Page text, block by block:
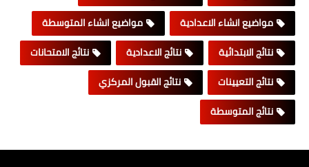
مواضيع انشاء الاعدادية
مواضيع انشاء المتوسطة
نتائج الابتدائية
نتائج الاعدادية
نتائج الامتحانات
نتائج التعيينات
نتائج القبول المركزي
نتائج المتوسطة